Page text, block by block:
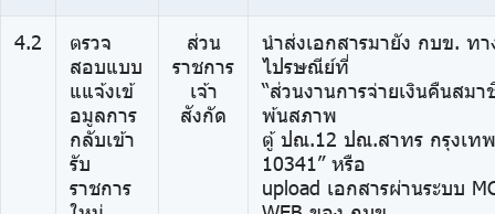
4.2
ตรวจ
สอบแบบ
แแจ้งเข้
อมูลการ
กลับเข้า
รับ
ราชการ
ส่วน
ราชการ
เจ้า
สังกัด
นำส่งเอกสารมายัง กบข. ทา
ไปรษณีย์ที่
“ส่วนงานการจ่ายเงินคืนสมา
พ้นสภาพ
ตู้ ปณ.12 ปณ.สาทร กรุงเท
10341” หรือ
upload เอกสารผ่านระบบ